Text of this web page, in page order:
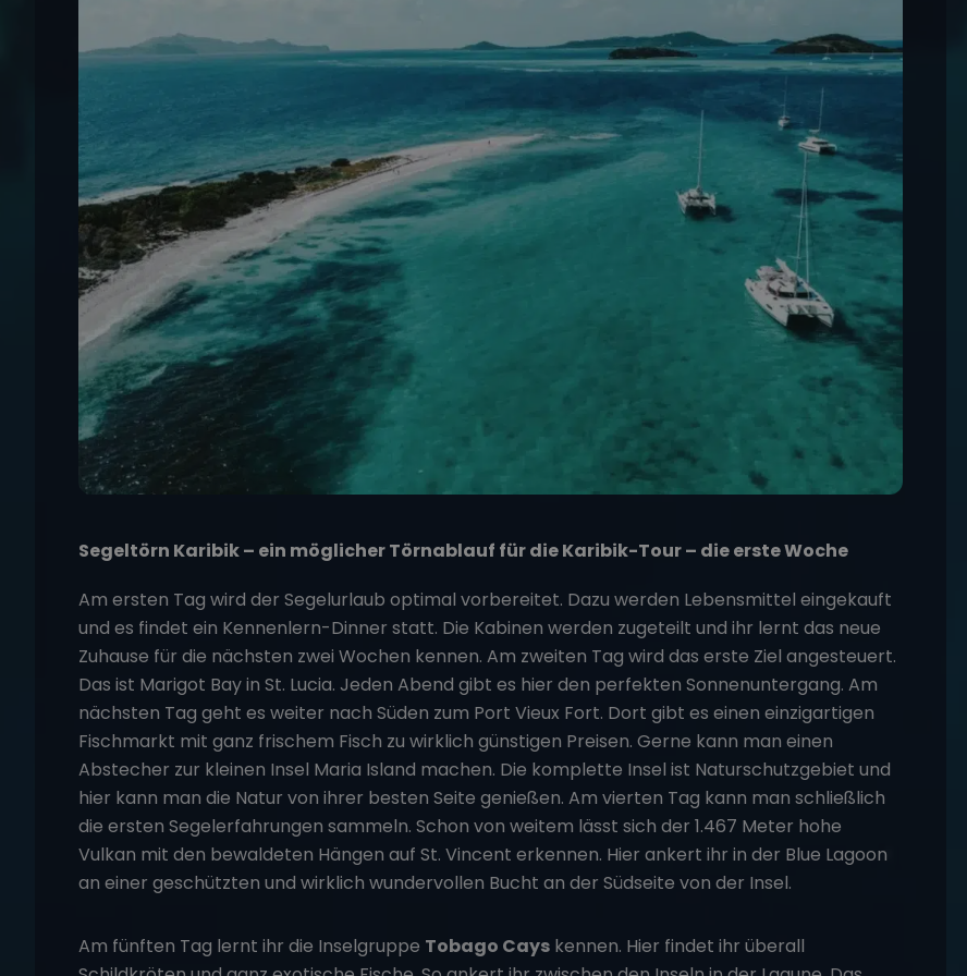
Segeltörn Karibik – ein möglicher Törnablauf für die Karibik-Tour – die erste Woche
Am ersten Tag wird der Segelurlaub optimal vorbereitet. Dazu werden Lebensmittel eingekauft
und es findet ein Kennenlern-Dinner statt. Die Kabinen werden zugeteilt und ihr lernt das neue
Zuhause für die nächsten zwei Wochen kennen. Am zweiten Tag wird das erste Ziel angesteuert.
Das ist Marigot Bay in St. Lucia. Jeden Abend gibt es hier den perfekten Sonnenuntergang. Am
nächsten Tag geht es weiter nach Süden zum Port Vieux Fort. Dort gibt es einen einzigartigen
Fischmarkt mit ganz frischem Fisch zu wirklich günstigen Preisen. Gerne kann man einen
Abstecher zur kleinen Insel Maria Island machen. Die komplette Insel ist Naturschutzgebiet und
hier kann man die Natur von ihrer besten Seite genießen. Am vierten Tag kann man schließlich
die ersten Segelerfahrungen sammeln. Schon von weitem lässt sich der 1.467 Meter hohe
Vulkan mit den bewaldeten Hängen auf St. Vincent erkennen. Hier ankert ihr in der Blue Lagoon
an einer geschützten und wirklich wundervollen Bucht an der Südseite von der Insel.
Am fünften Tag lernt ihr die Inselgruppe Tobago Cays kennen. Hier findet ihr überall